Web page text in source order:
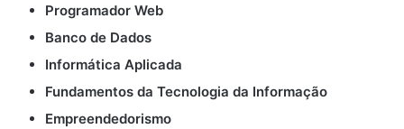
Programador Web
Banco de Dados
Informática Aplicada
Fundamentos da Tecnologia da Informação
Empreendedorismo